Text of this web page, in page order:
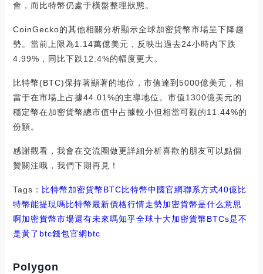
會，而比特幣仍處于橫盤整理狀態。
CoinGecko的其他相關分析顯示全球加密貨幣市場呈下降趨
勢。當前上限為1.14萬億美元，反映出過去24小時內下跌
4.99%，同比下跌12.4%的幅度更大。
比特幣(BTC)保持著顯著的地位，市值達到5000億美元，相
當于在市場上占據44.01%的主導地位。市值1300億美元的
穩定幣在加密貨幣總市值中占據較小但相當可觀的11.44%的
份額。
感謝觀看，我會在交流圈做更詳細分析喜歡的朋友可以點個
贊關注哦，我們下期再見！
Tags： 比特幣加密貨幣BTC比特幣中國官網聯系方式40億比
特幣能提現嗎比特幣最新價格行情走勢加密貨幣是什么意思
啊加密貨幣市場還有未來嗎知乎全球十大加密貨幣BTCs是不
是黃了 btc錢包官網btc
Polygon